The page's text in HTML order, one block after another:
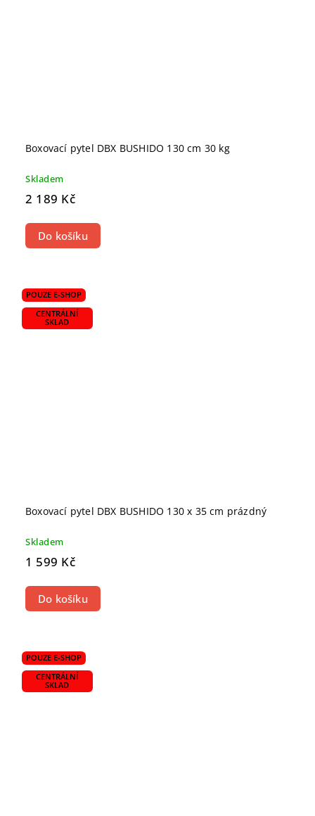
Boxovací pytel DBX BUSHIDO 130 cm 30 kg
Skladem
2 189 Kč
Do košíku
POUZE E-SHOP
CENTRÁLNÍ
SKLAD
Boxovací pytel DBX BUSHIDO 130 x 35 cm prázdný
Skladem
1 599 Kč
Do košíku
POUZE E-SHOP
CENTRÁLNÍ
SKLAD